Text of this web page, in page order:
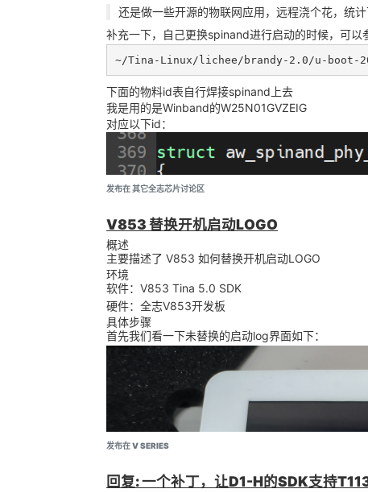
还是做一些开源的物联网应用，远程浇个花，统
补充一下，自己更换spinand进行启动的时候，可以
下面的物料id表自行焊接spinand上去
我是用的是Winband的W25N01GVZEIG
对应以下id：
发布在 其它全志芯片讨论区
V853 替换开机启动LOGO
概述
主要描述了 V853 如何替换开机启动LOGO
环境
软件：V853 Tina 5.0 SDK
硬件：全志V853开发板
具体步骤
首先我们看一下未替换的启动log界面如下：
发布在 V SERIES
回复: 一个补丁，让D1-H的SDK支持